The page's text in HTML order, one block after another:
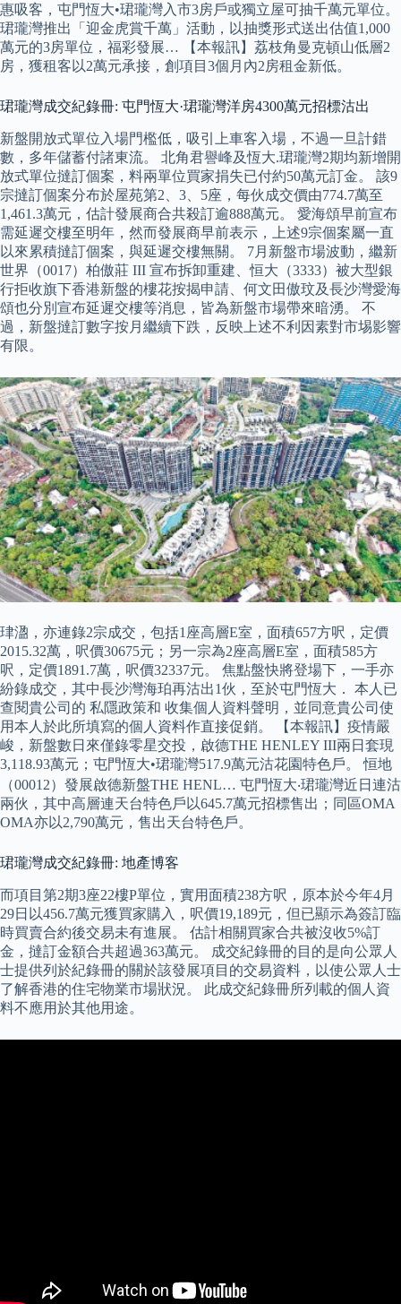
惠吸客，屯門恆大•珺瓏灣入市3房戶或獨立屋可抽千萬元單位。
珺瓏灣推出「迎金虎賞千萬」活動，以抽獎形式送出估值1,000
萬元的3房單位，福彩發展… 【本報訊】荔枝角曼克頓山低層2
房，獲租客以2萬元承接，創項目3個月內2房租金新低。
珺瓏灣成交紀錄冊: 屯門恆大·珺瓏灣洋房4300萬元招標沽出
新盤開放式單位入場門檻低，吸引上車客入場，不過一旦計錯
數，多年儲蓄付諸東流。 北角君譽峰及恆大.珺瓏灣2期均新增開
放式單位撻訂個案，料兩單位買家捐失已付約50萬元訂金。 該9
宗撻訂個案分布於屋苑第2、3、5座，每伙成交價由774.7萬至
1,461.3萬元，估計發展商合共殺訂逾888萬元。 愛海頌早前宣布
需延遲交樓至明年，然而發展商早前表示，上述9宗個案屬一直
以來累積撻訂個案，與延遲交樓無關。 7月新盤市場波動，繼新
世界（0017）柏傲莊 III 宣布拆卸重建、恒大（3333）被大型銀
行拒收旗下香港新盤的樓花按揭申請、何文田傲玟及長沙灣愛海
頌也分別宣布延遲交樓等消息，皆為新盤市場帶來暗湧。 不
過，新盤撻訂數字按月繼續下跌，反映上述不利因素對市埸影響
有限。
珒溋，亦連錄2宗成交，包括1座高層E室，面積657方呎，定價
2015.32萬，呎價30675元；另一宗為2座高層E室，面積585方
呎，定價1891.7萬，呎價32337元。 焦點盤快將登場下，一手亦
紛錄成交，其中長沙灣海珀再沽出1伙，至於屯門恆大． 本人已
查閱貴公司的 私隱政策和 收集個人資料聲明，並同意貴公司使
用本人於此所填寫的個人資料作直接促銷。 【本報訊】疫情嚴
峻，新盤數日來僅錄零星交投，啟德THE HENLEY III兩日套現
3,118.93萬元；屯門恆大•珺瓏灣517.9萬元沽花園特色戶。 恒地
（00012）發展啟德新盤THE HENL… 屯門恆大‧珺瓏灣近日連沽
兩伙，其中高層連天台特色戶以645.7萬元招標售出；同區OMA
OMA亦以2,790萬元，售出天台特色戶。
珺瓏灣成交紀錄冊: 地產博客
而項目第2期3座22樓P單位，實用面積238方呎，原本於今年4月
29日以456.7萬元獲買家購入，呎價19,189元，但已顯示為簽訂臨
時買賣合約後交易未有進展。 估計相關買家合共被沒收5%訂
金，撻訂金額合共超過363萬元。 成交紀錄冊的目的是向公眾人
士提供列於紀錄冊的關於該發展項目的交易資料，以使公眾人士
了解香港的住宅物業市場狀況。 此成交紀錄冊所列載的個人資
料不應用於其他用途。